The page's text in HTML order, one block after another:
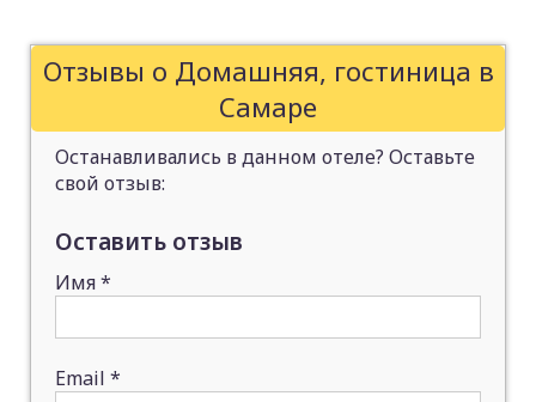
Отзывы о Домашняя, гостиница в
Самаре
Останавливались в данном отеле? Оставьте
свой отзыв:
Оставить отзыв
Имя*
Email *